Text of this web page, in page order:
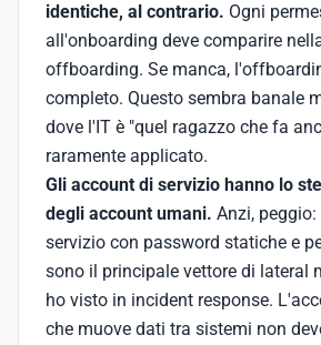
identiche, al contrario. Ogni
all'onboarding deve comparire
offboarding. Se manca,
completo. Questo sembra banale
dove l'IT è "quel ragazzo che fa
raramente applicato.
Gli account di servizio hanno lo
degli account umani. Anzi,
servizio con password statiche e
sono il principale vettore di lateral
ho visto in incident response.
che muove dati tra sistemi non